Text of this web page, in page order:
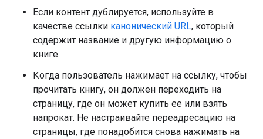
Если контент дублируется, используйте в
качестве ссылки канонический URL, который
содержит название и другую информацию о
книге.
Когда пользователь нажимает на ссылку, чтобы
прочитать книгу, он должен переходить на
страницу, где он может купить ее или взять
напрокат. Не настраивайте переадресацию на
страницы, где понадобится снова нажимать на